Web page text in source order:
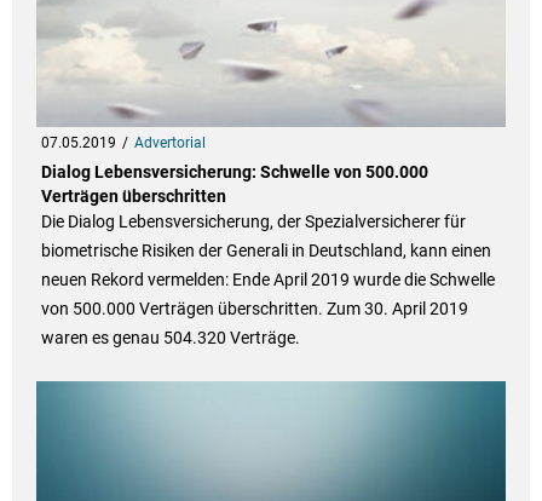
07.05.2019 Advertorial
Dialog Lebensversicherung: Schwelle von 500.000
Verträgen überschritten
Die Dialog Lebensversicherung, der Spezialversicherer für
biometrische Risiken der Generali in Deutschland, kann einen
neuen Rekord vermelden: Ende April 2019 wurde die Schwelle
von 500.000 Verträgen überschritten. Zum 30. April 2019
waren es genau 504.320 Verträge.